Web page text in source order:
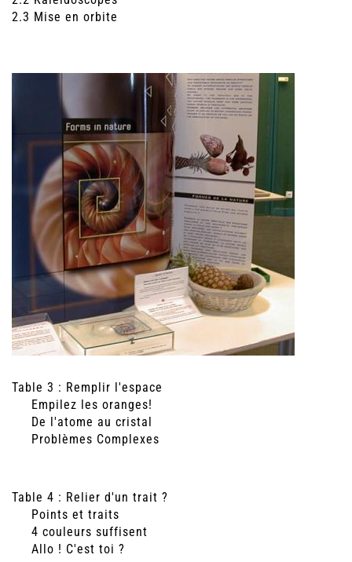
2.3 Mise en orbite
Table 3 : Remplir l'espace
Empilez les oranges!
De l'atome au cristal
Problèmes Complexes
Table 4 : Relier d'un trait ?
Points et traits
4 couleurs suffisent
Allo ! C'est toi ?